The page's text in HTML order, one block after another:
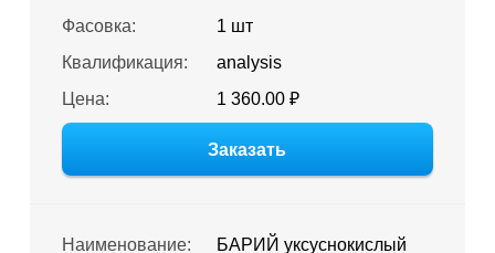
Фасовка:
1 шт
Квалификация:
analysis
Цена:
1 360.00 ₽
Заказать
Наименование:
БАРИЙ уксуснокислый